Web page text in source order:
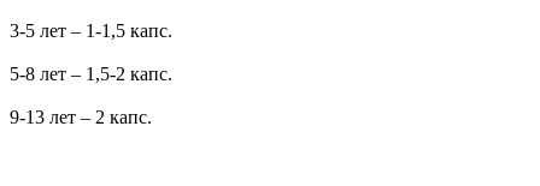
3-5 лет – 1-1,5 капс.
5-8 лет – 1,5-2 капс.
9-13 лет – 2 капс.